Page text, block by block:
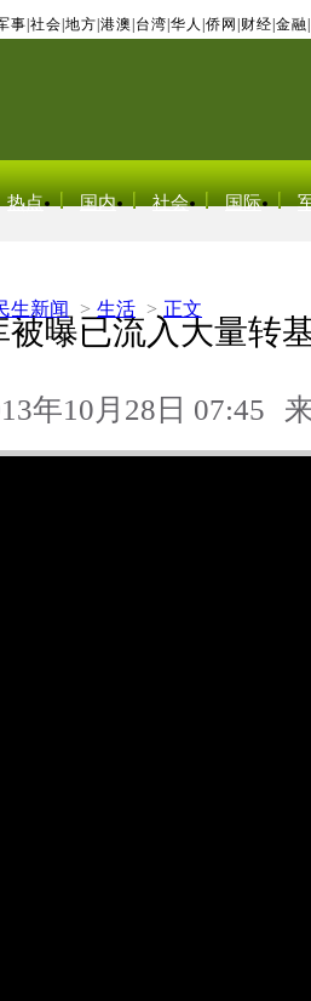
事 社会 地方 港澳 台湾 华人 侨网 财经 金融
热点 国内 社会 国际
生新闻 > 生活 > 正文
被曝已流入大量转
年10月28日 07:45